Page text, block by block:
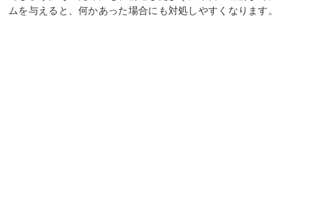
ムを与えると、何かあった場合にも対処しやすくなります。